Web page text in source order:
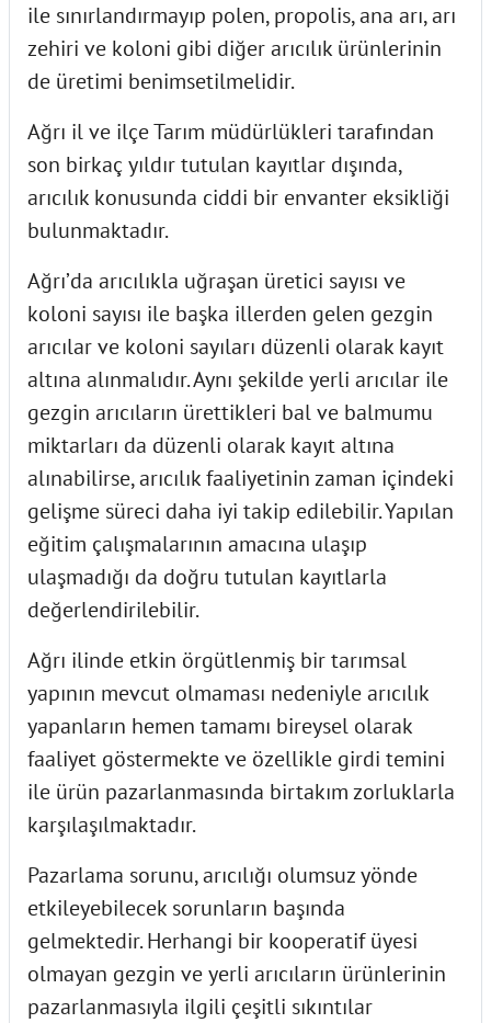
ile sınırlandırmayıp polen, propolis, ana arı, arı
zehiri ve koloni gibi diğer arıcılık ürünlerinin
de üretimi benimsetilmelidir.
Ağrı il ve ilçe Tarım müdürlükleri tarafından
son birkaç yıldır tutulan kayıtlar dışında,
arıcılık konusunda ciddi bir envanter eksikliği
bulunmaktadır.
Ağrı’da arıcılıkla uğraşan üretici sayısı ve
koloni sayısı ile başka illerden gelen gezgin
arıcılar ve koloni sayıları düzenli olarak kayıt
altına alınmalıdır. Aynı şekilde yerli arıcılar ile
gezgin arıcıların ürettikleri bal ve balmumu
miktarları da düzenli olarak kayıt altına
alınabilirse, arıcılık faaliyetinin zaman içindeki
gelişme süreci daha iyi takip edilebilir. Yapılan
eğitim çalışmalarının amacına ulaşıp
ulaşmadığı da doğru tutulan kayıtlarla
değerlendirilebilir.
Ağrı ilinde etkin örgütlenmiş bir tarımsal
yapının mevcut olmaması nedeniyle arıcılık
yapanların hemen tamamı bireysel olarak
faaliyet göstermekte ve özellikle girdi temini
ile ürün pazarlanmasında birtakım zorluklarla
karşılaşılmaktadır.
Pazarlama sorunu, arıcılığı olumsuz yönde
etkileyebilecek sorunların başında
gelmektedir. Herhangi bir kooperatif üyesi
olmayan gezgin ve yerli arıcıların ürünlerinin
pazarlanmasıyla ilgili çeşitli sıkıntılar